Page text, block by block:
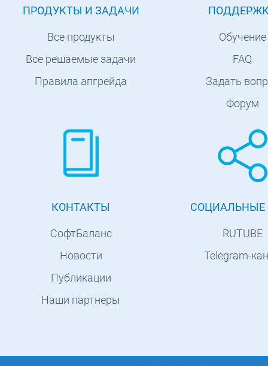
ПРОДУКТЫ И ЗАДАЧИ
Все продукты
Все решаемые задачи
Правила апгрейда
Обучение
FAQ
Задать
Форум
КОНТАКТЫ
СофтБаланс
Новости
Публикации
Наши партнеры
СОЦИАЛЬНЫЕ
RUTUBE
Telegram-